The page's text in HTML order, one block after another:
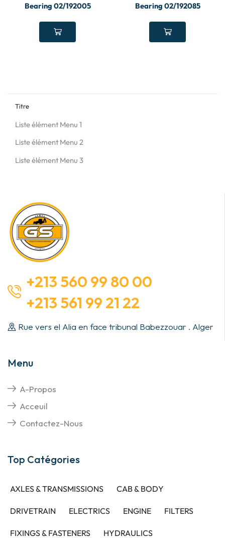
Bearing 02/192005 Bearing 02/192085
Titre
Liste élément Menu 1
Liste élément Menu 2
Liste élément Menu 3
+213 560 99 80 00
+213 561 99 21 22
Rue vers el Alia en face tribunal Babezzouar . Alger
Menu
A-Propos
Acceuil
Contactez-Nous
Top Catégories
AXLES & TRANSMISSIONS CAB & BODY
DRIVETRAIN ELECTRICS ENGINE FILTERS
FIXINGS & FASTENERS HYDRAULICS